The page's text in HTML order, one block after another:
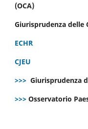
(OCA)
Giurisprudenza delle
ECHR
CJEU
>>> Giurisprudenza
>>> Osservatorio